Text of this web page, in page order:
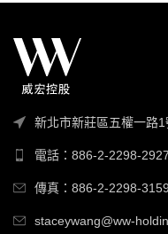
新北市新莊區五權一路
電話：886-2-2298-2927
傳真：886-2-2298-3159
staceywang@ww-